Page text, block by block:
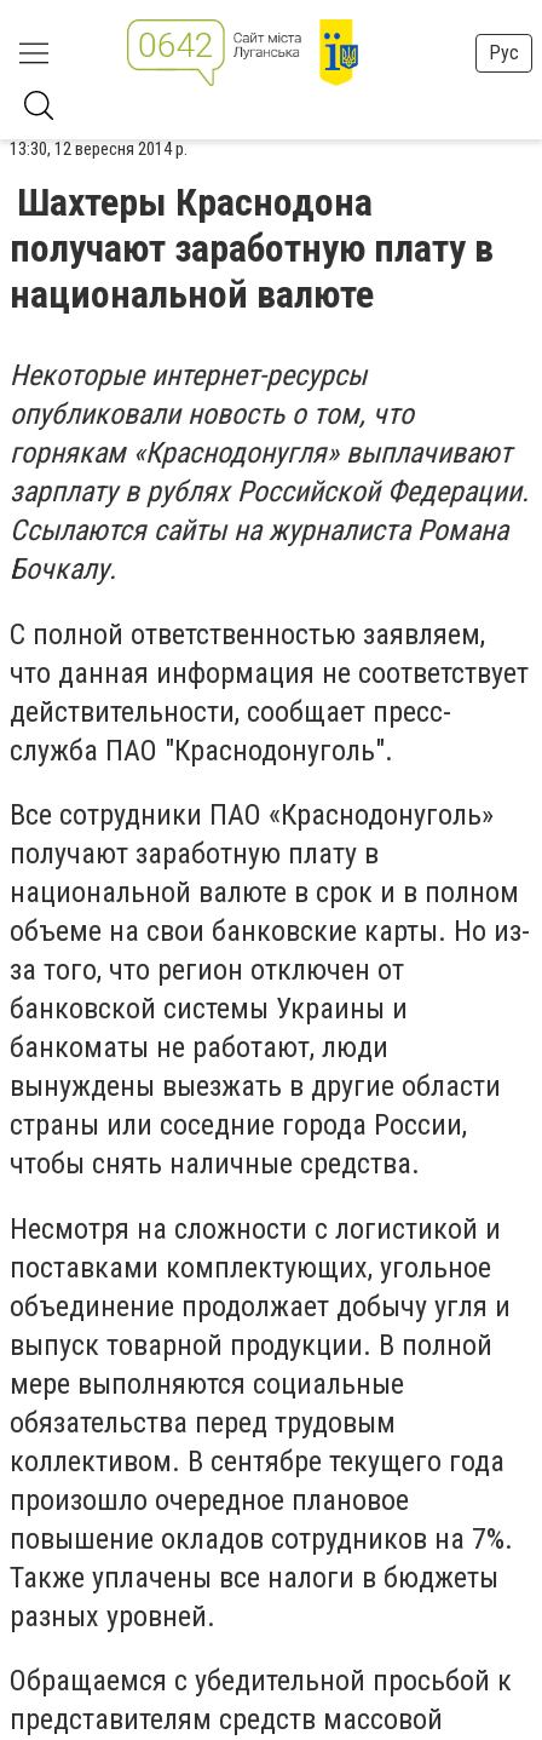
Рус
13:30, 12 вересня 2014 р.
Шахтеры Краснодона
получают заработную плату в
национальной валюте
Некоторые интернет-ресурсы
опубликовали новость о том, что
горнякам «Краснодонугля» выплачивают
зарплату в рублях Российской Федерации.
Ссылаются сайты на журналиста Романа
Бочкалу.
С полной ответственностью заявляем,
что данная информация не соответствует
действительности, сообщает пресс-
служба ПАО "Краснодонуголь".
Все сотрудники ПАО «Краснодонуголь»
получают заработную плату в
национальной валюте в срок и в полном
объеме на свои банковские карты. Но из-
за того, что регион отключен от
банковской системы Украины и
банкоматы не работают, люди
вынуждены выезжать в другие области
страны или соседние города России,
чтобы снять наличные средства.
Несмотря на сложности с логистикой и
поставками комплектующих, угольное
объединение продолжает добычу угля и
выпуск товарной продукции. В полной
мере выполняются социальные
обязательства перед трудовым
коллективом. В сентябре текущего года
произошло очередное плановое
повышение окладов сотрудников на 7%.
Также уплачены все налоги в бюджеты
разных уровней.
Обращаемся с убедительной просьбой к
представителям средств массовой